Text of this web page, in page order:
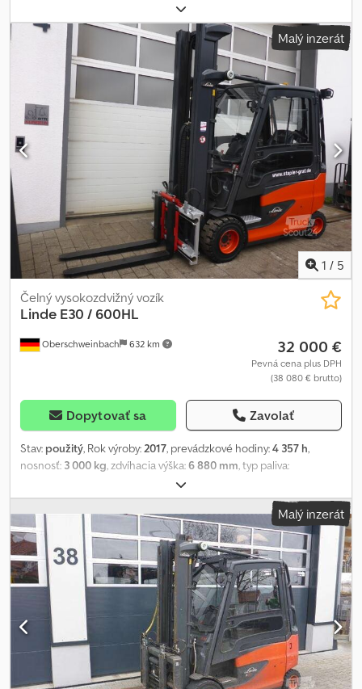
2 800 mm
percento, farba:iný, Attachments: rotary device, side shifter.
Special equipment: 3rd valve, 4th valve, rear work lights, front work
lights. Description: The vehicle undergoes UVV inspection. Prior
to delivery, the machine receives a service and is cleaned. On
request, the machine can be painted for an additional charge.
Chjdpfsi Uc Eljx Anmsa
Malý inzerát
1 / 5
Oberschweinbach 632 km
Čelný vysokozdvižný vozík
Linde E30 / 600HL
32 000 €
Pevná cena plus DPH
(38 080 € brutto)
Dopytovať sa Zavolať
Stav: použitý, Rok výroby:2017, prevádzkové hodiny:4 357 h,
nosnosť: 3 000 kg, zdvíhacia výška:6 880 mm, typ paliva:
, stavebná výška:
pneumatík:50 percento, farba:iný, Príslušenstvo: bočný posúvač,
nastaviteľné vidly. Špeciálna výbava: 3. ventil, 4. ventil, kúrenie, plne
uzatvorená kabína. Csdou I Ep Eepfx Anmjha
Malý inzerát